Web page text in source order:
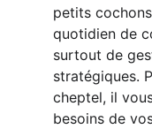
petits
quotidien de
surtout de
stratégiques.
cheptel, il
besoins de